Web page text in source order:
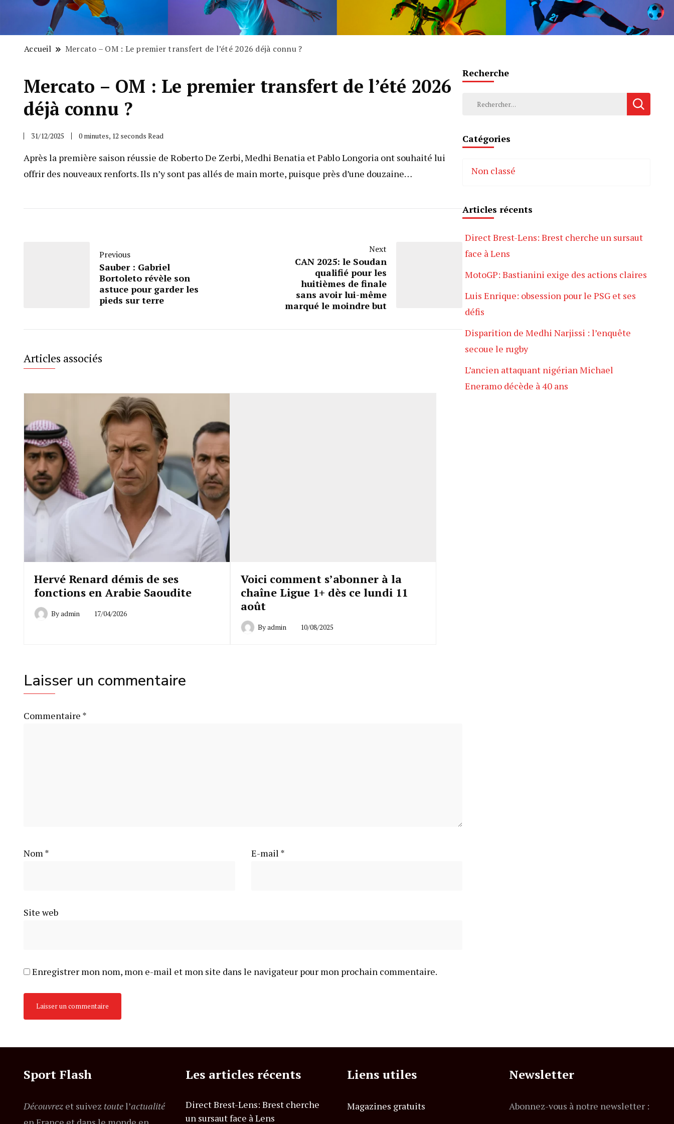
Accueil Mercato – OM : Le premier transfert de l’été 2026 déjà connu ?
Mercato – OM : Le premier transfert de l’été 2026
déjà connu ?
31/12/2025 0 minutes, 12 seconds Read
Après la première saison réussie de Roberto De Zerbi, Medhi Benatia et Pablo Longoria ont souhaité lui
offrir des nouveaux renforts. Ils n’y sont pas allés de main morte, puisque près d’une douzaine…
Previous
Sauber : Gabriel
Bortoleto révèle son
astuce pour garder les
pieds sur terre
Next
CAN 2025: le Soudan
qualifié pour les
huitièmes de finale
sans avoir lui-même
marqué le moindre but
Articles associés
Hervé Renard démis de ses
fonctions en Arabie Saoudite
Byadmin 17/04/2026
Voici comment s’abonner à la
chaîne Ligue 1+ dès ce lundi 11
août
Byadmin 10/08/2025
Laisser un commentaire
Commentaire *
Nom* E-mail *
Site web
Enregistrer mon nom, mon e-mail et mon site dans le navigateur pour mon prochain commentaire.
Recherche
Rechercher :
Catégories
Non classé
Articles récents
Direct Brest-Lens: Brest cherche un sursaut
face à Lens
MotoGP: Bastianini exige des actions claires
Luis Enrique: obsession pour le PSG et ses
défis
Disparition de Medhi Narjissi : l’enquête
secoue le rugby
L’ancien attaquant nigérian Michael
Eneramo décède à 40 ans
Sport Flash
Découvrez et suivez toutel’actualité
Les articles récents
Direct Brest-Lens: Brest cherche
un sursaut face à Lens
Liens utiles
Magazines gratuits
Newsletter
Abonnez-vous à notre newsletter :